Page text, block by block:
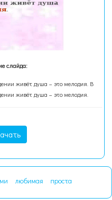
слайда:
живёт душа – это мелодия. В
живёт душа – это мелодия.
любимая
проста